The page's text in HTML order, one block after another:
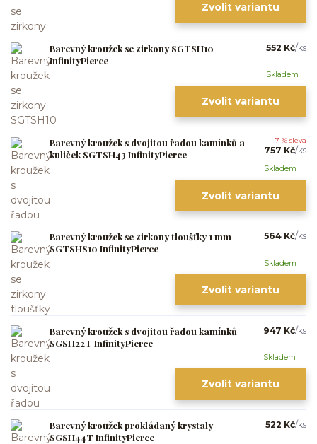
Zvolit variantu
Barevný kroužek se zirkony SGTSH10
InfinityPierce
552 Kč/ks
Skladem
Zvolit variantu
Barevný kroužek s dvojitou řadou kamínků a
kuliček SGTSH43 InfinityPierce
7 % sleva
757 Kč/ks
Skladem
Zvolit variantu
Barevný kroužek se zirkony tloušťky 1 mm
SGTSHS10 InfinityPierce
564 Kč/ks
Skladem
Zvolit variantu
Barevný kroužek s dvojitou řadou kamínků
SGSH22T InfinityPierce
947 Kč/ks
Skladem
Zvolit variantu
Barevný kroužek prokládaný krystaly
SGSH44T InfinityPierce
522 Kč/ks